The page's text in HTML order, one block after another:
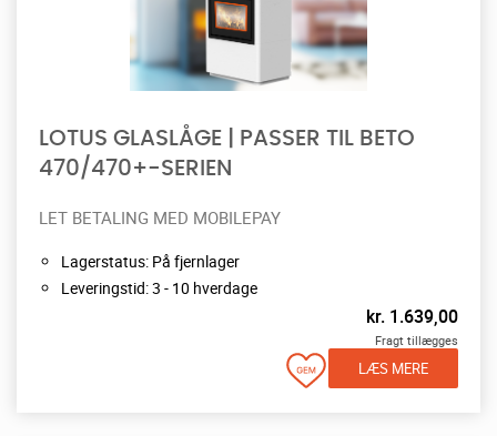
LOTUS GLASLÅGE | PASSER TIL BETO
470/470+-SERIEN
LET BETALING MED MOBILEPAY
Lagerstatus: På fjernlager
Leveringstid: 3 - 10 hverdage
kr. 1.639,00
Fragt tillægges
LÆS MERE